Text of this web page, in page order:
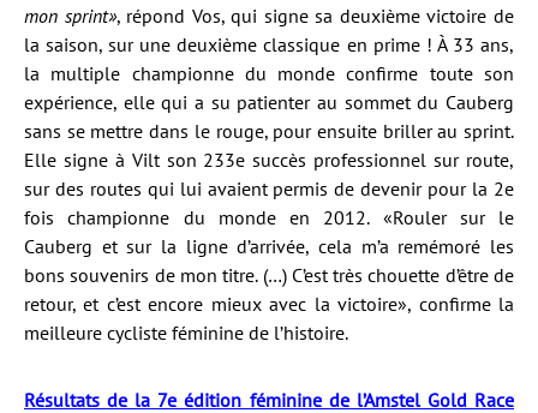
mon sprint», répond Vos, qui signe sa deuxième victoire de
la saison, sur une deuxième classique en prime ! À 33 ans,
la multiple championne du monde confirme toute son
expérience, elle qui a su patienter au sommet du Cauberg
sans se mettre dans le rouge, pour ensuite briller au sprint.
Elle signe à Vilt son 233e succès professionnel sur route,
sur des routes qui lui avaient permis de devenir pour la 2e
fois championne du monde en 2012. «Rouler sur le
Cauberg et sur la ligne d’arrivée, cela m’a remémoré les
bons souvenirs de mon titre. (…) C’est très chouette d’être de
retour, et c’est encore mieux avec la victoire», confirme la
meilleure cycliste féminine de l’histoire.
Résultats de la 7e édition féminine de l’Amstel Gold Race